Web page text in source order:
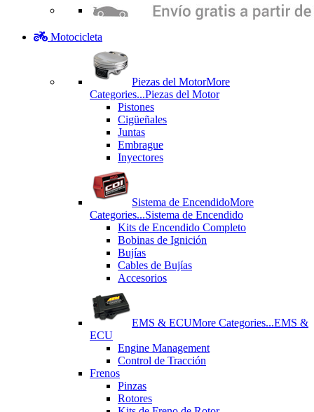
Motocicleta
Piezas del MotorMore
Categories...Piezas del Motor
Pistones
Cigüeñales
Juntas
Εmbrague
Inyectores
Sistema de EncendidoMore
Categories...Sistema de Encendido
Kits de Encendido Completo
Bobinas de Ignición
Bujías
Cables de Bujías
Accesorios
EMS & ECUMore Categories...EMS &
ECU
Engine Management
Control de Tracción
Frenos
Pinzas
Rotores